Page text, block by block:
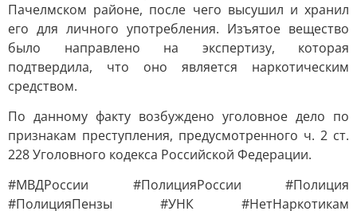
Пачелмском районе, после чего высушил и хранил
его для личного употребления. Изъятое вещество
было направлено на экспертизу, которая
подтвердила, что оно является наркотическим
средством.
По данному факту возбуждено уголовное дело по
признакам преступления, предусмотренного ч. 2 ст.
228 Уголовного кодекса Российской Федерации.
#МВДРоссии #ПолицияРоссии #Полиция
#ПолицияПензы #УНК #НетНаркотикам